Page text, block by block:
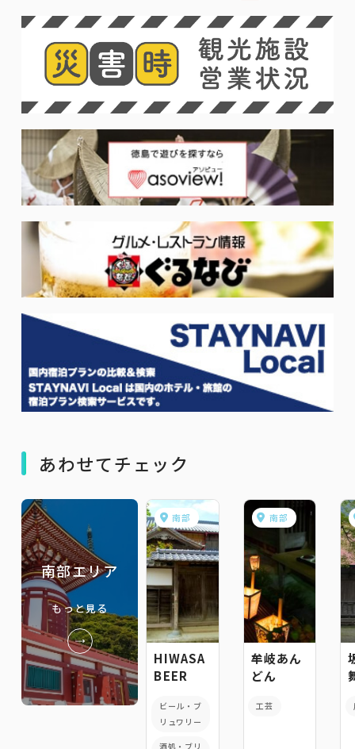
あわせてチェック
南部エリア
もっと見る
南部
HIWASA
BEER
ビール・ブ
リュワリー
酒処・ブリ
南部
牟岐あん
どん
工芸